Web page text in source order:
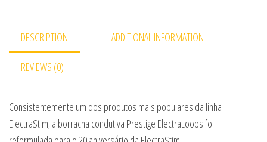
DESCRIPTION ADDITIONAL INFORMATION
REVIEWS (0)
Consistentemente um dos produtos mais populares da linha
ElectraStim; a borracha condutiva Prestige ElectraLoops foi